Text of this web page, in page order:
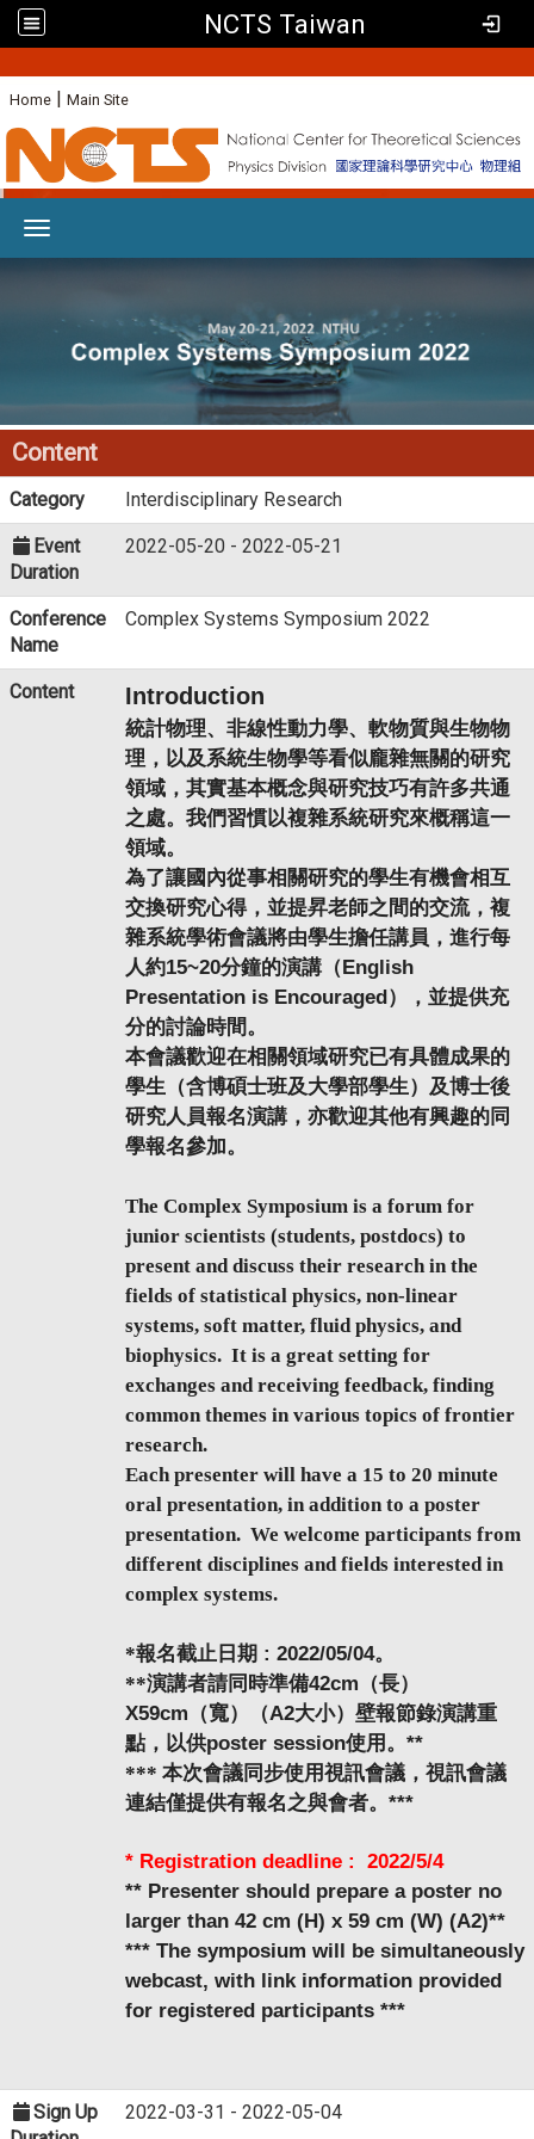
NCTS Taiwan
Home | Main Site
Content
Category Interdisciplinary Research
Event
Duration
2022-05-20 - 2022-05-21
Conference
Name
Complex Systems Symposium 2022
Content Introduction
統計物理、非線性動力學、軟物質與生物物
理，以及系統生物學等看似龐雜無關的研究
領域，其實基本概念與研究技巧有許多共通
之處。我們習慣以複雜系統研究來概稱這一
領域。
為了讓國內從事相關研究的學生有機會相互
交換研究心得，並提昇老師之間的交流，複
雜系統學術會議將由學生擔任講員，進行每
人約15~20分鐘的演講（English
Presentation is Encouraged），並提供充
分的討論時間。
本會議歡迎在相關領域研究已有具體成果的
學生（含博碩士班及大學部學生）及博士後
研究人員報名演講，亦歡迎其他有興趣的同
學報名參加。
The Complex Symposium is a forum for
junior scientists (students, postdocs) to
present and discuss their research in the
fields of statistical physics, non-linear
systems, soft matter, fluid physics, and
biophysics. It is a great setting for
exchanges and receiving feedback, finding
common themes in various topics of frontier
research.
Each presenter will have a 15 to 20 minute
oral presentation, in addition to a poster
presentation. We welcome participants from
different disciplines and fields interested in
complex systems.
*報名截止日期 : 2022/05/04。
**演講者請同時準備42cm （長）
X59cm （寬）（A2大小）壁報節錄演講重
點，以供poster session使用。 **
*** 本次會議同步使用視訊會議，視訊會議
連結僅提供有報名之與會者。 ***
* Registration deadline : 2022/5/4
** Presenter should prepare a poster no
larger than 42 cm (H) x 59 cm (W) (A2)**
*** The symposium will be simultaneously
webcast, with link information provided
for registered participants ***
Sign Up
2022-03-31 - 2022-05-04